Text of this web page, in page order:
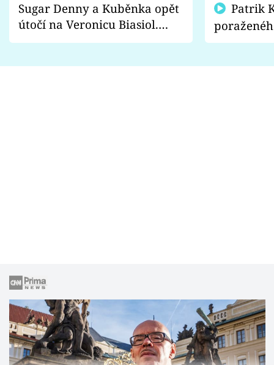
Sugar Denny a Kuběnka opět
útočí na Veronicu Biasiol.
Proč je podle nich falešná a
fanoušci